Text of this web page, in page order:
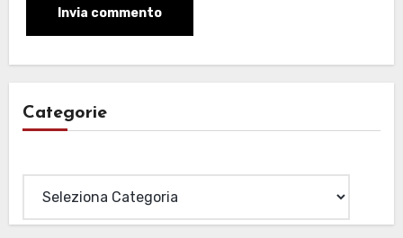
Categorie